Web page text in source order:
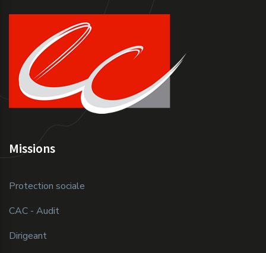
Missions
Protection sociale
CAC - Audit
Dirigeant